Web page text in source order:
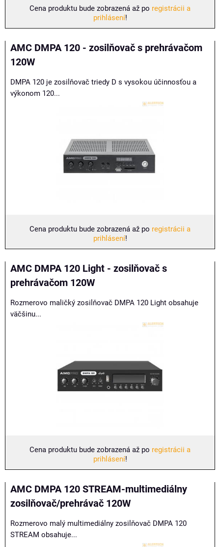
Cena produktu bude zobrazená až po registrácii a
prihlásení!
AMC DMPA 120 - zosilňovač s prehrávačom
120W
DMPA 120 je zosilňovač triedy D s vysokou účinnosťou a
výkonom 120...
Cena produktu bude zobrazená až po registrácii a
prihlásení!
AMC DMPA 120 Light - zosilňovač s
prehrávačom 120W
Rozmerovo maličký zosilňovač DMPA 120 Light obsahuje
väčšinu...
Cena produktu bude zobrazená až po registrácii a
prihlásení!
AMC DMPA 120 STREAM-multimediálny
zosilňovač/prehrávač 120W
Rozmerovo malý multimediálny zosilňovač DMPA 120
STREAM obsahuje...